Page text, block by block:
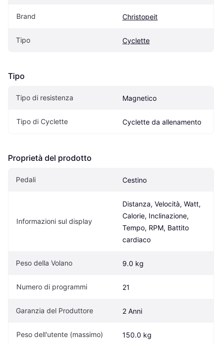
Brand Christopeit
Tipo Cyclette
Tipo
Tipo di resistenza Magnetico
Tipo di Cyclette Cyclette da allenamento
Proprietà del prodotto
Pedali Cestino
Informazioni sul display
Distanza, Velocità, Watt,
Calorie, Inclinazione,
Tempo, RPM, Battito
cardiaco
Peso della Volano 9.0 kg
Numero di programmi 21
Garanzia del Produttore 2 Anni
Peso dell'utente (massimo) 150.0 kg